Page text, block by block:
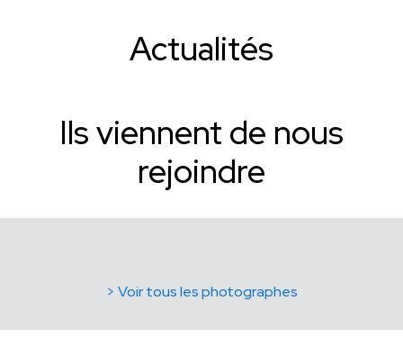
Actualités
Ils viennent de nous
rejoindre
> Voir tous les photographes